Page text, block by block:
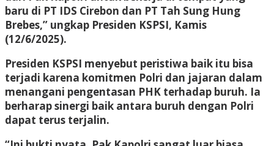
baru di PT IDS Cirebon dan PT Tah Sung Hung
Brebes,” ungkap Presiden KSPSI, Kamis
(12/6/2025).
Presiden KSPSI menyebut peristiwa baik itu bisa
terjadi karena komitmen Polri dan jajaran dalam
menangani pengentasan PHK terhadap buruh. Ia
berharap sinergi baik antara buruh dengan Polri
dapat terus terjalin.